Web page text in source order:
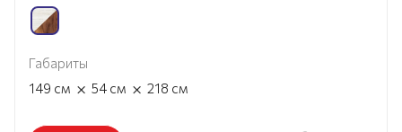
Габариты
149 см × 54 см × 218 см